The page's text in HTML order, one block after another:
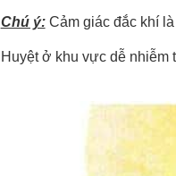
Chú ý: Cảm giác đắc khílà
Huyệt ở khu vực dễ nhiễm